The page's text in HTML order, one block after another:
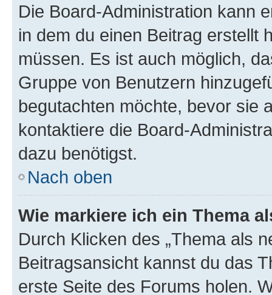
Die Board-Administration kann
in dem du einen Beitrag erstellt
müssen. Es ist auch möglich,
Gruppe von Benutzern
begutachten möchte, bevor sie
kontaktiere die Board-
dazu benötigst.
Nach oben
Wie markiere ich ein Thema
Durch Klicken des „Thema als
Beitragsansicht kannst du das
erste Seite des Forums holen.